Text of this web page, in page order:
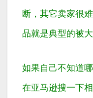
断，其它卖家很
品就是典型的被
如果自己不知道
在亚马逊搜一下